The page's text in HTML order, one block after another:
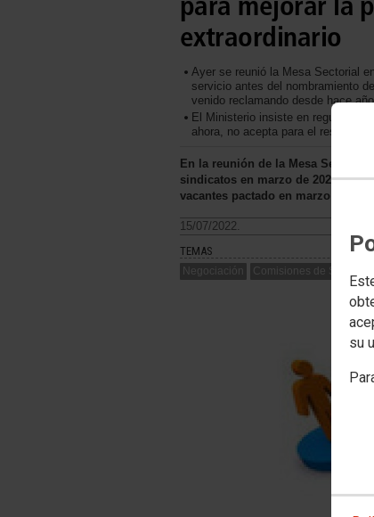
su
extraordinario
Ayer se reunió la Mesa Sectorial
servicio antes del nombramiento
venido reclamando desde hace
El Ministerio insiste en regular
ahora, no acepta para el resto de
En la reunión de la Mesa
sindicatos en marzo de 2021 y el
vacantes pactado en marzo de este
15/07/2022.
TEMAS
Negociación Comisiones de Servicio/